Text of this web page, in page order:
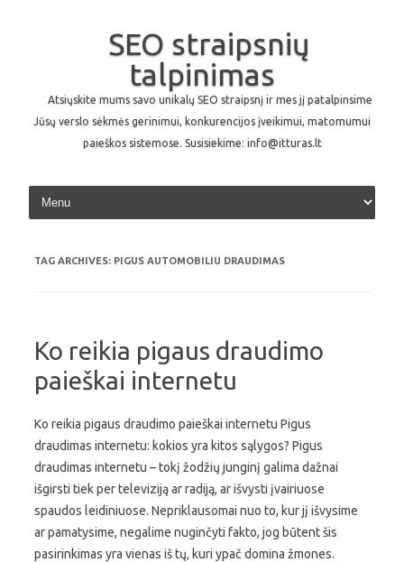
SEO straipsnių
talpinimas
Atsiųskite mums savo unikalų SEO straipsnį ir mes jį patalpinsime
Jūsų verslo sėkmės gerinimui, konkurencijos įveikimui, matomumui
paieškos sistemose. Susisiekime: info@itturas.lt
Skip to content
TAG ARCHIVES: PIGUS AUTOMOBILIU DRAUDIMAS
Ko reikia pigaus draudimo
paieškai internetu
Ko reikia pigaus draudimo paieškai internetu Pigus
draudimas internetu: kokios yra kitos sąlygos? Pigus
draudimas internetu – tokį žodžių junginį galima dažnai
išgirsti tiek per televiziją ar radiją, ar išvysti įvairiuose
spaudos leidiniuose. Nepriklausomai nuo to, kur jį išvysime
ar pamatysime, negalime nuginčyti fakto, jog būtent šis
pasirinkimas yra vienas iš tų, kuri ypač domina žmones.